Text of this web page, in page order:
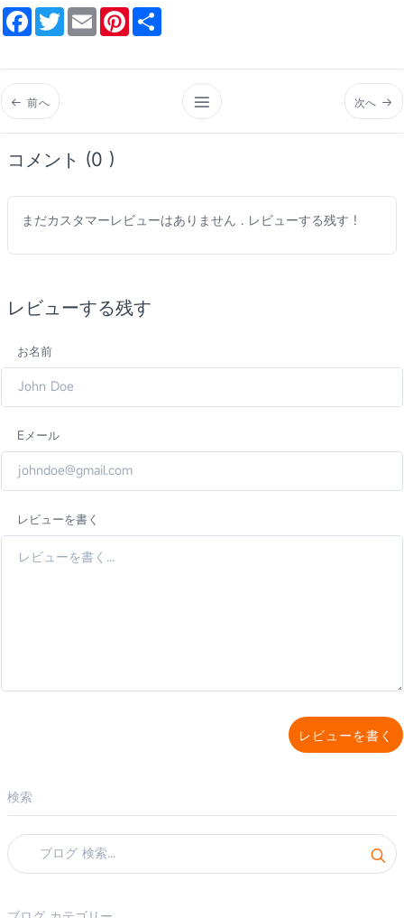
FacebookTwitterEmail Pinterest
前へ 次へ
コメント (0 )
まだカスタマーレビューはありません . レビューする残す !
レビューする残す
お名前
Eメール
レビューを書く
レビューを書く
検索